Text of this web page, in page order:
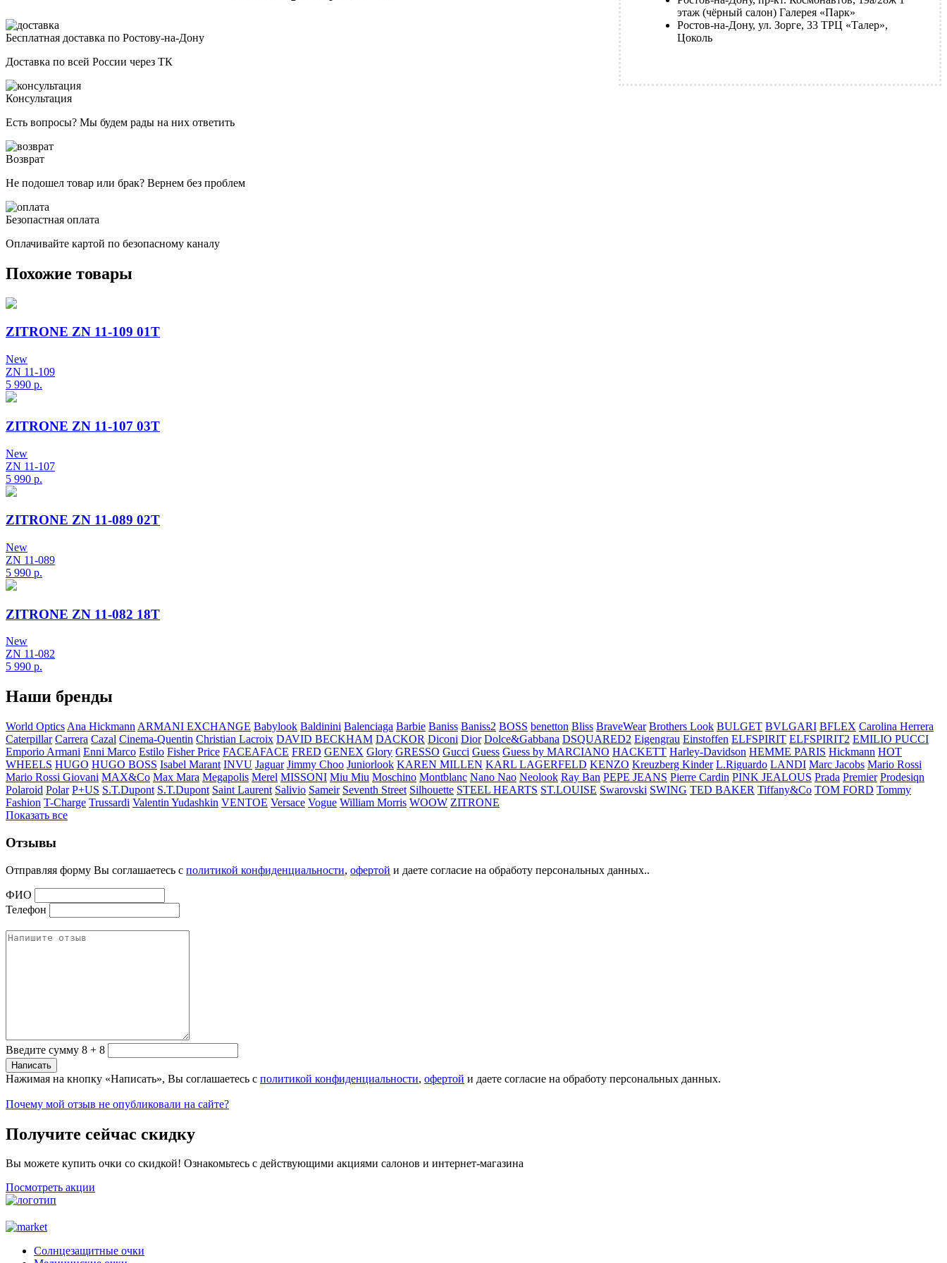
этаж (чёрный салон) Галерея «Парк»
Ростов-на-Дону, ул. Зорге, 33 ТРЦ «Талер»,
Цоколь
Бесплатная доставка по Ростову-на-Дону
Доставка по всей России через ТК
Консультация
Есть вопросы? Мы будем рады на них ответить
Возврат
Не подошел товар или брак? Вернем без проблем
Безопастная оплата
Оплачивайте картой по безопасному каналу
Похожие товары
ZITRONE ZN 11-109 01T
New
ZN 11-109
5 990 р.
ZITRONE ZN 11-107 03T
New
ZN 11-107
5 990 р.
ZITRONE ZN 11-089 02T
New
ZN 11-089
5 990 р.
ZITRONE ZN 11-082 18T
New
ZN 11-082
5 990 р.
Наши бренды
World Optics Ana Hickmann ARMANI EXCHANGE Babylook Baldinini Balenciaga Barbie Baniss Baniss2 BOSS benetton Bliss BraveWear Brothers Look BULGET BVLGARI BFLEX Carolina Herrera
Caterpillar Carrera Cazal Cinema-Quentin Christian Lacroix DAVID BECKHAM DACKOR Diconi Dior Dolce&Gabbana DSQUARED2 Eigengrau Einstoffen ELFSPIRIT ELFSPIRIT2 EMILIO PUCCI
Emporio Armani Enni Marco Estilo Fisher Price FACEAFACE FRED GENEX Glory GRESSO Gucci Guess Guess by MARCIANO HACKETT Harley-Davidson HEMME PARIS Hickmann HOT
WHEELS HUGO HUGO BOSS Isabel Marant INVU Jaguar Jimmy Choo Juniorlook KAREN MILLEN KARL LAGERFELD KENZO Kreuzberg Kinder L.Riguardo LANDI Marc Jacobs Mario Rossi
Mario Rossi Giovani MAX&Co Max Mara Megapolis Merel MISSONI Miu Miu Moschino Montblanc Nano Nao Neolook Ray Ban PEPE JEANS Pierre Cardin PINK JEALOUS Prada Premier Prodesiqn
Polaroid Polar P+US S.T.Dupont S.T.Dupont Saint Laurent Salivio Sameir Seventh Street Silhouette STEEL HEARTS ST.LOUISE Swarovski SWING TED BAKER Tiffany&Co TOM FORD Tommy
Fashion T-Charge Trussardi Valentin Yudashkin VENTOE Versace Vogue William Morris WOOW ZITRONE
Показать все
Отзывы
Отправляя форму Вы соглашаетесь с политикой конфиденциальности, офертой и даете согласие на обработу персональных данных..
ФИО
Телефон
Введите сумму 8 + 8
Нажимая на кнопку «Написать», Вы соглашаетесь с политикой конфиденциальности, офертой и даете согласие на обработу персональных данных.
Почему мой отзыв не опубликовали на сайте?
Получите сейчас скидку
Вы можете купить очки со скидкой! Ознакомьтесь с действующими акциями салонов и интернет-магазина
Посмотреть акции
Солнцезащитные очки